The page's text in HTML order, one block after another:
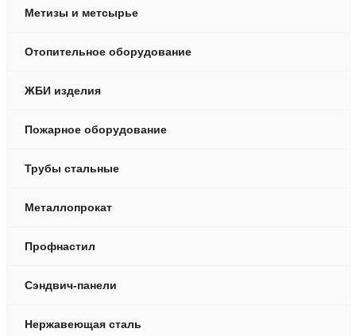
Метизы и метсырье
Отопительное оборудование
ЖБИ изделия
Пожарное оборудование
Трубы стальные
Металлопрокат
Профнастил
Сэндвич-панели
Нержавеющая сталь